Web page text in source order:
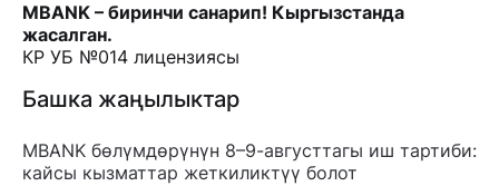
MBANK – биринчи санарип! Кыргызстанда
жасалган.
КР УБ №014 лицензиясы
Башка жаңылыктар
MBANK бөлүмдөрүнүн 8–9-августтагы иш тартиби:
кайсы кызматтар жеткиликтүү болот